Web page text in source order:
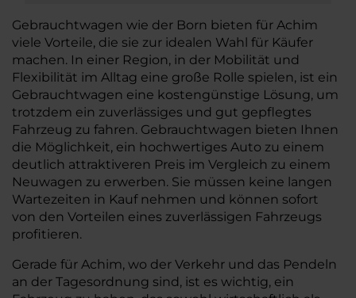
Gebrauchtwagen wie der Born bieten für Achim
viele Vorteile, die sie zur idealen Wahl für Käufer
machen. In einer Region, in der Mobilität und
Flexibilität im Alltag eine große Rolle spielen, ist ein
Gebrauchtwagen eine kostengünstige Lösung, um
trotzdem ein zuverlässiges und gut gepflegtes
Fahrzeug zu fahren. Gebrauchtwagen bieten Ihnen
die Möglichkeit, ein hochwertiges Auto zu einem
deutlich attraktiveren Preis im Vergleich zu einem
Neuwagen zu erwerben. Sie müssen keine langen
Wartezeiten in Kauf nehmen und können sofort
von den Vorteilen eines zuverlässigen Fahrzeugs
profitieren.
Gerade für Achim, wo der Verkehr und das Pendeln
an der Tagesordnung sind, ist es wichtig, ein